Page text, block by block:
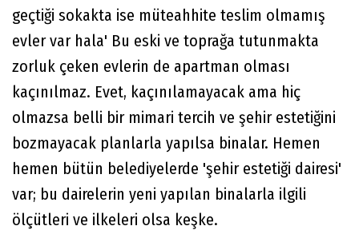
geçtiği sokakta ise müteahhite teslim olmamış
evler var hala' Bu eski ve toprağa tutunmakta
zorluk çeken evlerin de apartman olması
kaçınılmaz. Evet, kaçınılamayacak ama hiç
olmazsa belli bir mimari tercih ve şehir estetiğini
bozmayacak planlarla yapılsa binalar. Hemen
hemen bütün belediyelerde 'şehir estetiği dairesi'
var; bu dairelerin yeni yapılan binalarla ilgili
ölçütleri ve ilkeleri olsa keşke.